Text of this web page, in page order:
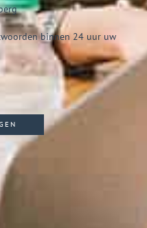
binnen 24 uur uw